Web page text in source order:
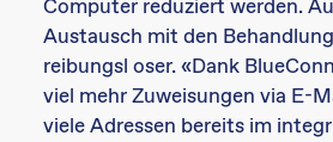
Computer reduziert werden.
Austausch mit den
reibungsl oser. «Dank
viel mehr Zuweisungen via E-
viele Adressen bereits im